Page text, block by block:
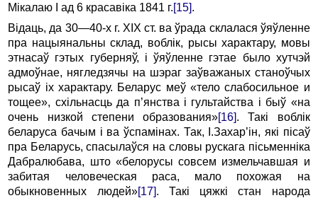
Мікалаю I ад 6 красавіка 1841 г.[15].
Відаць, да 30—40-х г. ХIХ ст. ва ўрада склалася ўяўленне
пра нацыянальны склад, воблік, рысы характару, мовы
этнасаў гэтых губерняў, і ўяўленне гэтае было хутчэй
адмоўнае, нягледзячы на шэраг заўважаных станоўчых
рысаў іх характару. Беларус меў «тело слабосильное и
тощее», схільнасць да п’янства і гультайства і быў «на
очень низкой степени образования»[16]. Такі воблік
беларуса бачым і ва ўспамінах. Так, І.Захар’ін, які пісаў
пра Беларусь, спасылаўся на словы рускага пісьменніка
Дабралюбава, што «белорусы совсем измельчавшая и
забитая человеческая раса, мало похожая на
обыкновенных людей»[17]. Такі цяжкі стан народа